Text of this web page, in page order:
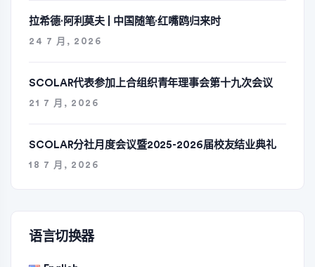
拉希德·阿利莫夫 | 中国随笔·红嘴鸥归来时
24 7 月, 2026
SCOLAR代表参加上合组织青年理事会第十九次会议
21 7 月, 2026
SCOLAR分社月度会议暨2025-2026届校友结业典礼
18 7 月, 2026
语言切换器